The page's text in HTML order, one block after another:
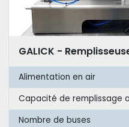
Alimentation en air
Capacité de remplissage
Nombre de buses